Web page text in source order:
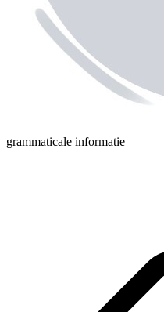
grammaticale informatie